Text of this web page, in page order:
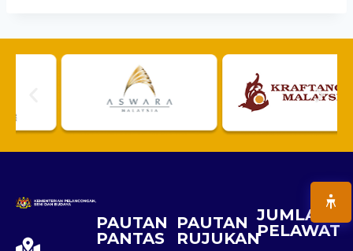
PAUTAN
PANTAS
PAUTAN
RUJUKAN
JUMLAH
PELAWAT